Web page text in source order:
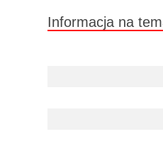
Informacja na